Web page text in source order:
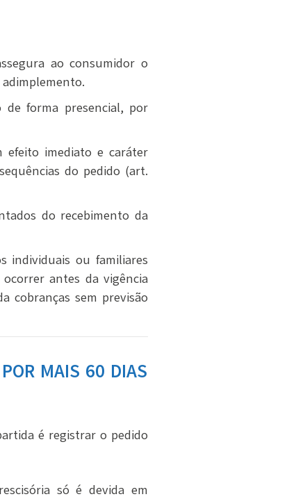
ao consumidor o
de forma presencial, por
efeito imediato e caráter
do pedido (art.
do recebimento da
individuais ou familiares
antes da vigência
cobranças sem previsão
MAIS 60 DIAS
é registrar o pedido
só é devida em